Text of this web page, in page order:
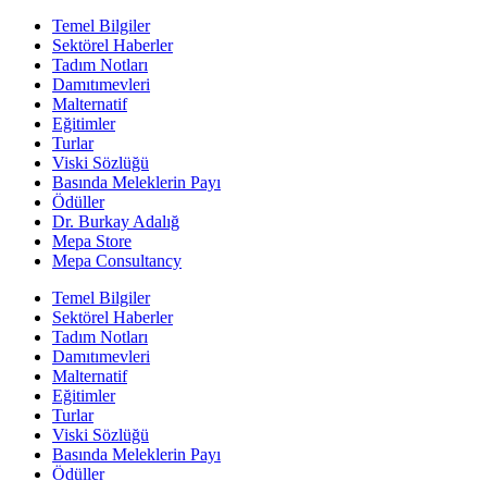
Temel Bilgiler
Sektörel Haberler
Tadım Notları
Damıtımevleri
Malternatif
Eğitimler
Turlar
Viski Sözlüğü
Basında Meleklerin Payı
Ödüller
Dr. Burkay Adalığ
Mepa Store
Mepa Consultancy
Temel Bilgiler
Sektörel Haberler
Tadım Notları
Damıtımevleri
Malternatif
Eğitimler
Turlar
Viski Sözlüğü
Basında Meleklerin Payı
Ödüller